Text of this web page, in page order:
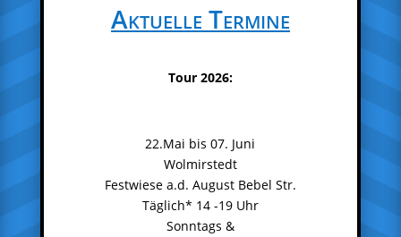
Aktuelle Termine
Tour 2026:
22.Mai bis 07. Juni
Wolmirstedt
Festwiese a.d. August Bebel Str.
Täglich* 14 -19 Uhr
Sonntags &